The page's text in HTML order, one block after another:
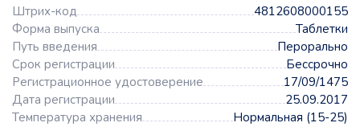
Штрих-код
4812608000155
Форма выпуска
Таблетки
Путь введения
Перорально
Срок регистрации
Бессрочно
Регистрационное удостоверение
17/09/1475
Дата регистрации
25.09.2017
Температура хранения
Нормальная (15-25)